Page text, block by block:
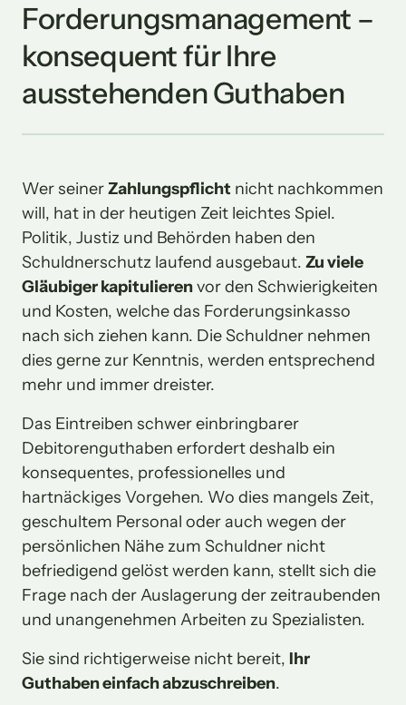
Forderungsmanagement –
konsequent für Ihre
ausstehenden Guthaben
Wer seiner Zahlungspflicht nicht nachkommen
will, hat in der heutigen Zeit leichtes Spiel.
Politik, Justiz und Behörden haben den
Schuldnerschutz laufend ausgebaut. Zu viele
Gläubiger kapitulieren vor den Schwierigkeiten
und Kosten, welche das Forderungsinkasso
nach sich ziehen kann. Die Schuldner nehmen
dies gerne zur Kenntnis, werden entsprechend
mehr und immer dreister.
Das Eintreiben schwer einbringbarer
Debitorenguthaben erfordert deshalb ein
konsequentes, professionelles und
hartnäckiges Vorgehen. Wo dies mangels Zeit,
geschultem Personal oder auch wegen der
persönlichen Nähe zum Schuldner nicht
befriedigend gelöst werden kann, stellt sich die
Frage nach der Auslagerung der zeitraubenden
und unangenehmen Arbeiten zu Spezialisten.
Sie sind richtigerweise nicht bereit, Ihr
Guthaben einfach abzuschreiben.